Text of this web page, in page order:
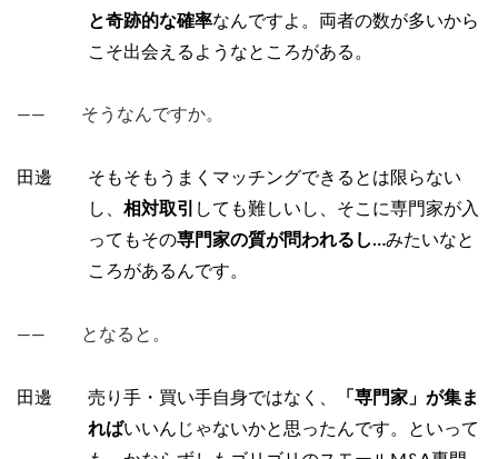
と奇跡的な確率なんですよ。両者の数が多いから
こそ出会えるようなところがある。
―― そうなんですか。
田邊 そもそもうまくマッチングできるとは限らない
し、 相対取引
しても難しいし、そこに専門家が入
ってもその専門家の質が問われるし…みたいなと
ころがあるんです。
―― となると。
田邊 売り手・買い手自身ではなく、
「専門家」が集ま
ればいいんじゃないかと思ったんです。といって